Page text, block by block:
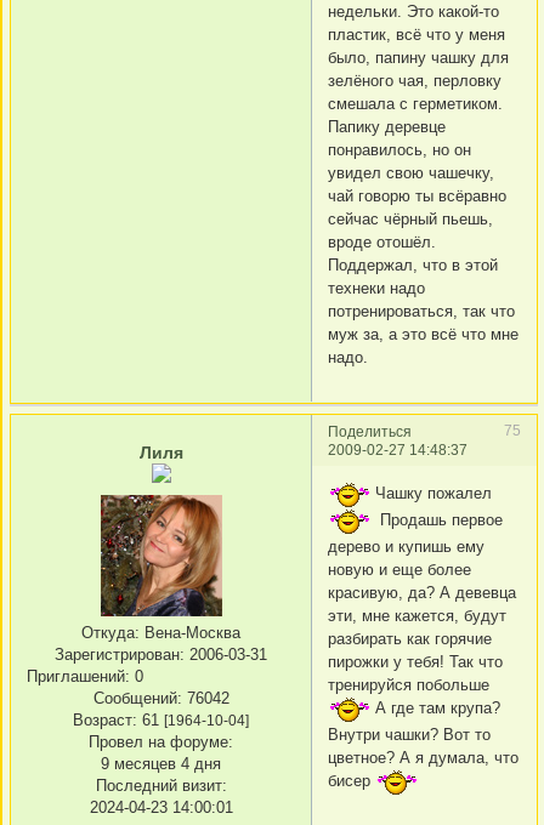
недельки. Это какой-то
пластик, всё что у меня
было, папину чашку для
зелёного чая, перловку
смешала с герметиком.
Папику деревце
понравилось, но он
увидел свою чашечку,
чай говорю ты всёравно
сейчас чёрный пьешь,
вроде отошёл.
Поддержал, что в этой
технеки надо
потренироваться, так что
муж за, а это всё что мне
надо.
Поделиться
75
2009-02-27 14:48:37
Лиля
Откуда: Вена-Москва
Зарегистрирован: 2006-03-31
Приглашений: 0
Сообщений: 76042
Возраст: 61 [1964-10-04]
Провел на форуме:
9 месяцев 4 дня
Последний визит:
2024-04-23 14:00:01
Чашку пожалел
Продашь первое
дерево и купишь ему
новую и еще более
красивую, да? А девевца
эти, мне кажется, будут
разбирать как горячие
пирожки у тебя! Так что
тренируйся побольше
А где там крупа?
Внутри чашки? Вот то
цветное? А я думала, что
бисер